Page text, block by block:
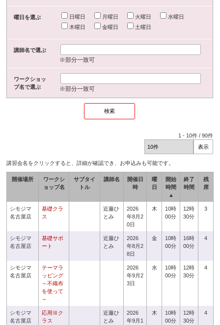
曜日を選ぶ 日曜日 月曜日 火曜日
水曜日
木曜日
金曜日 土曜日
講師名で選ぶ
※部分一致可
ワークショッ
プ名で選ぶ
※部分一致可
1 - 10件 /90件
講習会名をクリックすると、詳細が確認でき、お申込みも可能です。
開催場所
ワークシ
ョップ名
サブタイ
トル
講師名
開催日
時
曜
日
開始
時間
▲
終了
時間
残
席
シモジマ
名古屋店
基礎クラ
ス
近藤ひ
とみ
2026
年8月2
0日
木
10時
00分
12時
30分
3
シモジマ
名古屋店
基礎サポ
ート
近藤ひ
とみ
2026
年8月2
8日
金
10時
00分
16時
00分
4
シモジマ
名古屋店
テーマラ
ッピング
～不織布
を使って
～
2026
年9月2
3日
水
10時
00分
12時
30分
4
シモジマ
名古屋店
応用Ⅲク
ラス
近藤ひ
とみ
2026
年9月1
木
10時
00分
12時
30分
4